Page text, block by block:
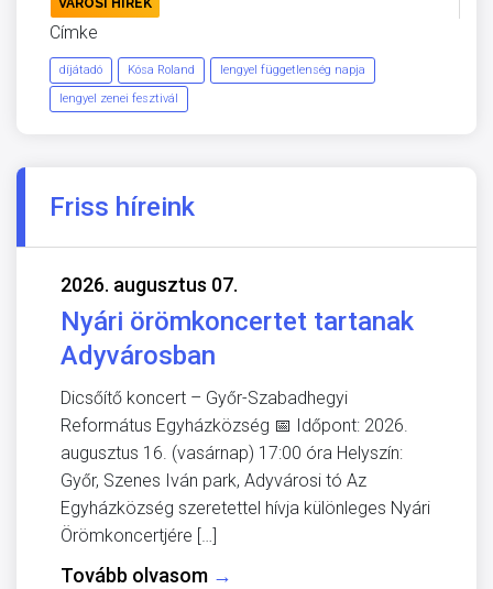
VÁROSI HÍREK
Címke
díjátadó Kósa Roland
lengyel függetlenség napja
lengyel zenei fesztivál
Friss híreink
2026. augusztus 07.
Nyári örömkoncertet tartanak
Adyvárosban
Dicsőítő koncert – Győr-Szabadhegyi
Református Egyházközség 📅 Időpont: 2026.
augusztus 16. (vasárnap) 17:00 óra Helyszín:
Győr, Szenes Iván park, Adyvárosi tó Az
Egyházközség szeretettel hívja különleges Nyári
Örömkoncertjére […]
Tovább olvasom →